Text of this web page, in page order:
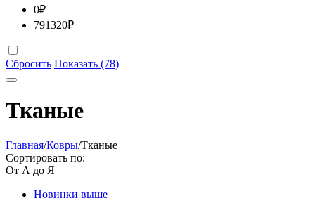
0₽
791320₽
Сбросить Показать (78)
Тканые
Главная/Ковры/Тканые
Сортировать по:
От А до Я
Новинки выше